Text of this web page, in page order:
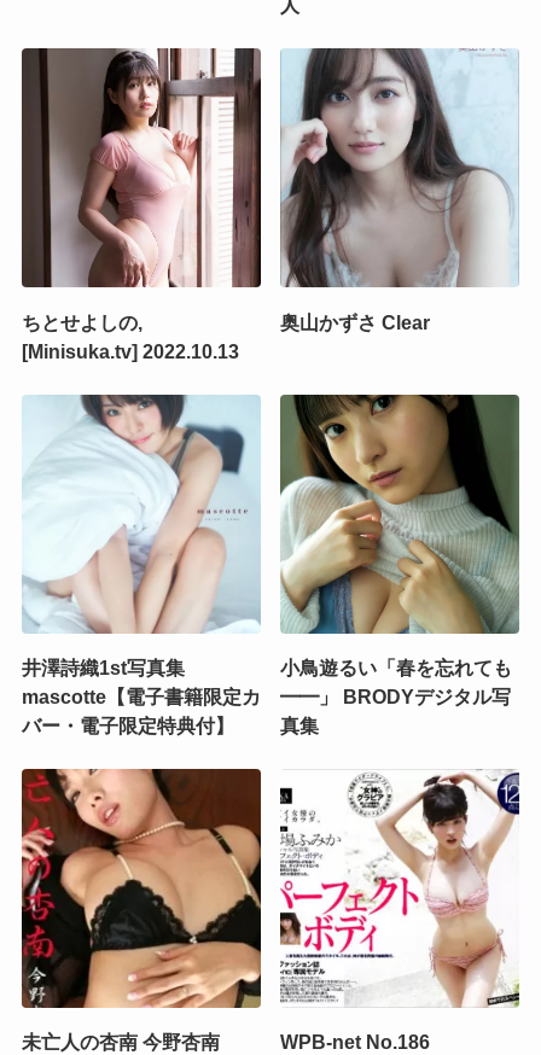
人
ちとせよしの,
[Minisuka.tv] 2022.10.13
奥山かずさ Clear
井澤詩織1st写真集
mascotte【電子書籍限定カ
バー・電子限定特典付】
小鳥遊るい「春を忘れても
━━」 BRODYデジタル写
真集
未亡人の杏南 今野杏南
WPB-net No.186